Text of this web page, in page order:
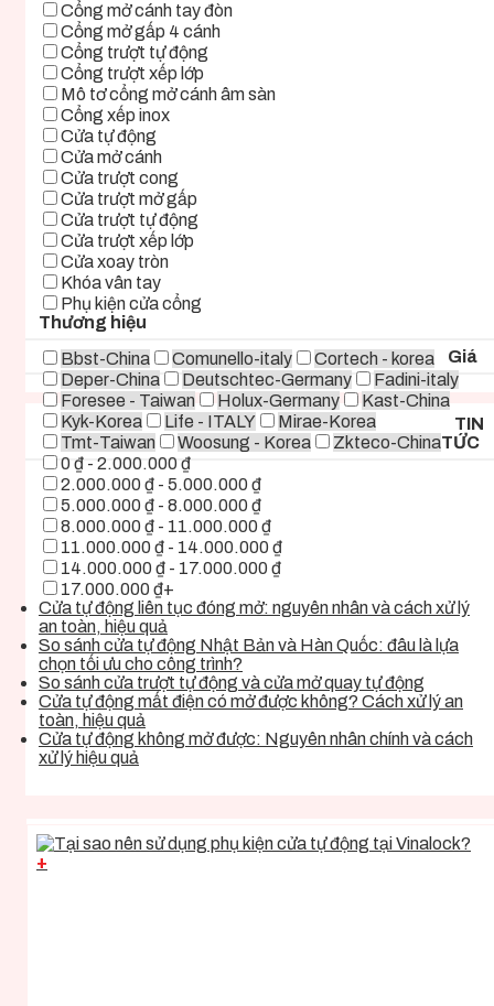
Cổng mở cánh tay đòn
Cổng mở gấp 4 cánh
Cổng trượt tự động
Cổng trượt xếp lớp
Mô tơ cổng mở cánh âm sàn
Cổng xếp inox
Cửa tự động
Cửa mở cánh
Cửa trượt cong
Cửa trượt mở gấp
Cửa trượt tự động
Cửa trượt xếp lớp
Cửa xoay tròn
Khóa vân tay
Phụ kiện cửa cổng
Thương hiệu
Bbst-China
Comunello-italy
Cortech - korea
Deper-China
Deutschtec-Germany
Fadini-italy
Foresee - Taiwan
Holux-Germany
Kast-China
Kyk-Korea
Life - ITALY
Mirae-Korea
Tmt-Taiwan
Woosung - Korea Zkteco-China
Giá
0 ₫ - 2.000.000 ₫
2.000.000 ₫ - 5.000.000 ₫
5.000.000 ₫ - 8.000.000 ₫
8.000.000 ₫ - 11.000.000 ₫
11.000.000 ₫ - 14.000.000 ₫
14.000.000 ₫ - 17.000.000 ₫
17.000.000 ₫+
TIN
TỨC
Cửa tự động liên tục đóng mở: nguyên nhân và cách xử lý
an toàn, hiệu quả
So sánh cửa tự động Nhật Bản và Hàn Quốc: đâu là lựa
chọn tối ưu cho công trình?
So sánh cửa trượt tự động và cửa mở quay tự động
Cửa tự động mất điện có mở được không? Cách xử lý an
toàn, hiệu quả
Cửa tự động không mở được: Nguyên nhân chính và cách
xử lý hiệu quả
+